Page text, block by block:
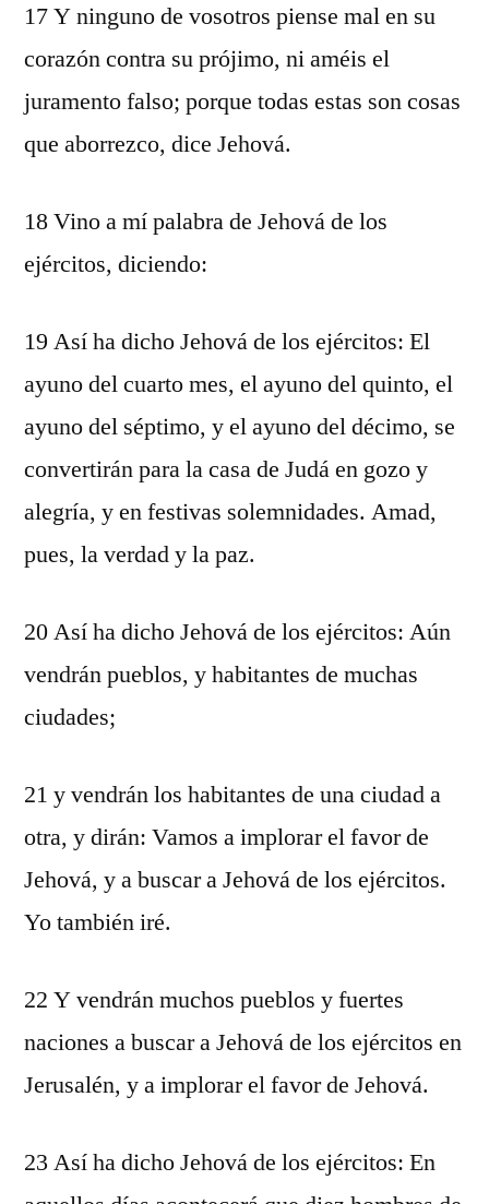
17 Y ninguno de vosotros piense mal en su
corazón contra su prójimo, ni améis el
juramento falso; porque todas estas son cosas
que aborrezco, dice Jehová.
18 Vino a mí palabra de Jehová de los
ejércitos, diciendo:
19 Así ha dicho Jehová de los ejércitos: El
ayuno del cuarto mes, el ayuno del quinto, el
ayuno del séptimo, y el ayuno del décimo, se
convertirán para la casa de Judá en gozo y
alegría, y en festivas solemnidades. Amad,
pues, la verdad y la paz.
20 Así ha dicho Jehová de los ejércitos: Aún
vendrán pueblos, y habitantes de muchas
ciudades;
21 y vendrán los habitantes de una ciudad a
otra, y dirán: Vamos a implorar el favor de
Jehová, y a buscar a Jehová de los ejércitos.
Yo también iré.
22 Y vendrán muchos pueblos y fuertes
naciones a buscar a Jehová de los ejércitos en
Jerusalén, y a implorar el favor de Jehová.
23 Así ha dicho Jehová de los ejércitos: En